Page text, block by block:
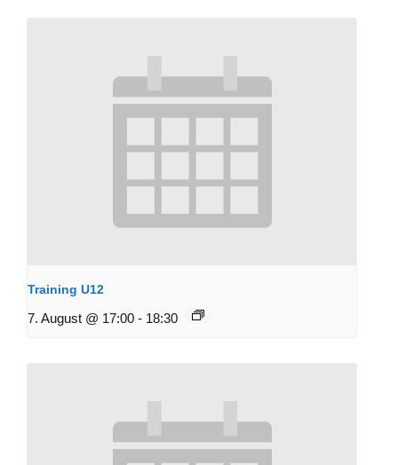
Training U12
7. August @ 17:00 - 18:30